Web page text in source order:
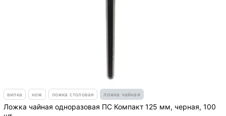
вилка нож ложка столовая ложка чайная
Ложка чайная одноразовая ПС Компакт 125 мм, черная, 100